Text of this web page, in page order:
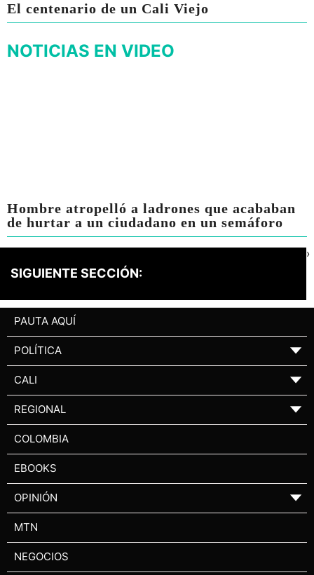
El centenario de un Cali Viejo
NOTICIAS EN VIDEO
Hombre atropelló a ladrones que acababan
de hurtar a un ciudadano en un semáforo
SIGUIENTE SECCIÓN:
›
PAUTA AQUÍ
POLÍTICA ▼
CALI ▼
REGIONAL ▼
COLOMBIA
EBOOKS
OPINIÓN ▼
MTN
NEGOCIOS